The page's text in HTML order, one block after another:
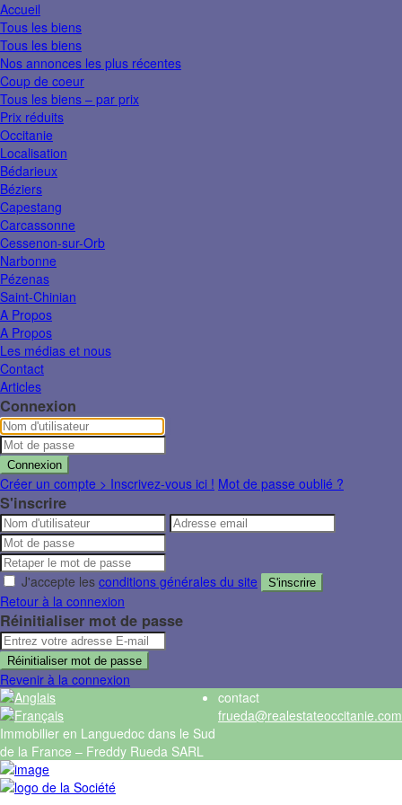
Accueil
Tous les biens
Tous les biens
Nos annonces les plus récentes
Coup de coeur
Tous les biens – par prix
Prix réduits
Occitanie
Localisation
Bédarieux
Béziers
Capestang
Carcassonne
Cessenon-sur-Orb
Narbonne
Pézenas
Saint-Chinian
A Propos
A Propos
Les médias et nous
Contact
Articles
Connexion
Connexion
Créer un compte > Inscrivez-vous ici ! Mot de passe oublié ?
S'inscrire
J'accepte les conditions générales du site S'inscrire
Retour à la connexion
Réinitialiser mot de passe
Réinitialiser mot de passe
Revenir à la connexion
Immobilier en Languedoc dans le Sud
de la France – Freddy Rueda SARL
contact
frueda@realestateoccitanie.com